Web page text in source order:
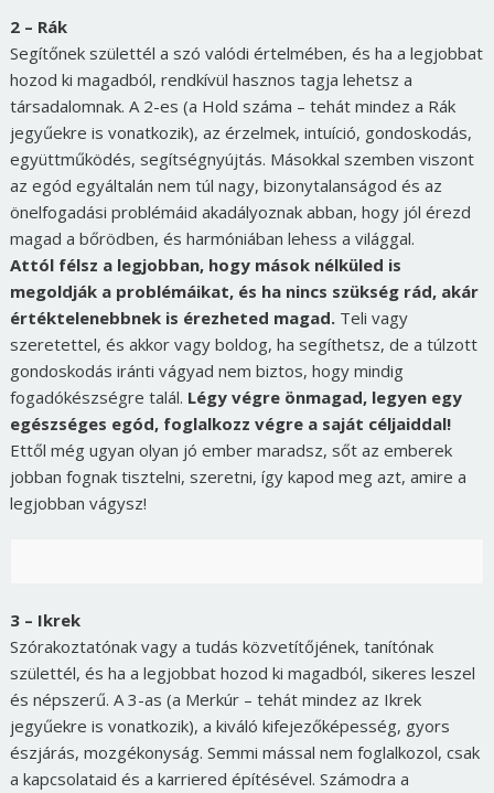
2 – Rák
Segítőnek születtél a szó valódi értelmében, és ha a legjobbat
hozod ki magadból, rendkívül hasznos tagja lehetsz a
társadalomnak. A 2-es (a Hold száma – tehát mindez a Rák
jegyűekre is vonatkozik), az érzelmek, intuíció, gondoskodás,
együttműködés, segítségnyújtás. Másokkal szemben viszont
az egód egyáltalán nem túl nagy, bizonytalanságod és az
önelfogadási problémáid akadályoznak abban, hogy jól érezd
magad a bőrödben, és harmóniában lehess a világgal.
Attól félsz a legjobban, hogy mások nélküled is
megoldják a problémáikat, és ha nincs szükség rád, akár
értéktelenebbnek is érezheted magad.Teli vagy
szeretettel, és akkor vagy boldog, ha segíthetsz, de a túlzott
gondoskodás iránti vágyad nem biztos, hogy mindig
fogadókészségre talál. Légy végre önmagad, legyen egy
egészséges egód, foglalkozz végre a saját céljaiddal!
Ettől még ugyan olyan jó ember maradsz, sőt az emberek
jobban fognak tisztelni, szeretni, így kapod meg azt, amire a
legjobban vágysz!
3 – Ikrek
Szórakoztatónak vagy a tudás közvetítőjének, tanítónak
születtél, és ha a legjobbat hozod ki magadból, sikeres leszel
és népszerű. A 3-as (a Merkúr – tehát mindez az Ikrek
jegyűekre is vonatkozik), a kiváló kifejezőképesség, gyors
észjárás, mozgékonyság. Semmi mással nem foglalkozol, csak
a kapcsolataid és a karriered építésével. Számodra a